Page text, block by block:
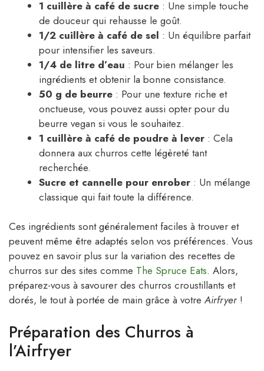
1 cuillère à café de sucre : Une simple touche
de douceur qui rehausse le goût.
1/2 cuillère à café de sel : Un équilibre parfait
pour intensifier les saveurs.
1/4 de litre d’eau : Pour bien mélanger les
ingrédients et obtenir la bonne consistance.
50 g de beurre : Pour une texture riche et
onctueuse, vous pouvez aussi opter pour du
beurre vegan si vous le souhaitez.
1 cuillère à café de poudre à lever : Cela
donnera aux churros cette légèreté tant
recherchée.
Sucre et cannelle pour enrober : Un mélange
classique qui fait toute la différence.
Ces ingrédients sont généralement faciles à trouver et
peuvent même être adaptés selon vos préférences. Vous
pouvez en savoir plus sur la variation des recettes de
churros sur des sites comme The Spruce Eats. Alors,
préparez-vous à savourer des churros croustillants et
dorés, le tout à portée de main grâce à votreAirfryer!
Préparation des Churros à
l’Airfryer